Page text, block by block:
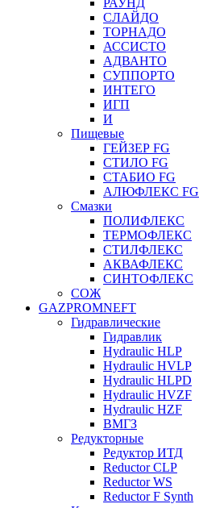
РАУНД
СЛАЙДО
ТОРНАДО
АССИСТО
АДВАНТО
СУППОРТО
ИНТЕГО
ИГП
И
Пищевые
ГЕЙЗЕР FG
СТИЛО FG
СТАБИО FG
АЛЮФЛЕКС FG
Смазки
ПОЛИФЛЕКС
ТЕРМОФЛЕКС
СТИЛФЛЕКС
АКВАФЛЕКС
СИНТОФЛЕКС
СОЖ
GAZPROMNEFT
Гидравлические
Гидравлик
Hydraulic HLP
Hydraulic HVLP
Hydraulic HLPD
Hydraulic HVZF
Hydraulic HZF
ВМГЗ
Редукторные
Редуктор ИТД
Reductor CLP
Reductor WS
Reductor F Synth